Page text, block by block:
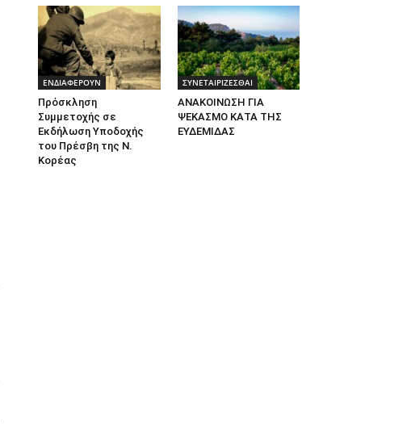
ΕΝΔΙΑΦΕΡΟΥΝ
Πρόσκληση
Συμμετοχής σε
Εκδήλωση Υποδοχής
του Πρέσβη της Ν.
Κορέας
ΣΥΝΕΤΑΙΡΙΖΕΣΘΑΙ
ΑΝΑΚΟΙΝΩΣΗ ΓΙΑ
ΨΕΚΑΣΜΟ ΚΑΤΑ ΤΗΣ
ΕΥΔΕΜΙΔΑΣ